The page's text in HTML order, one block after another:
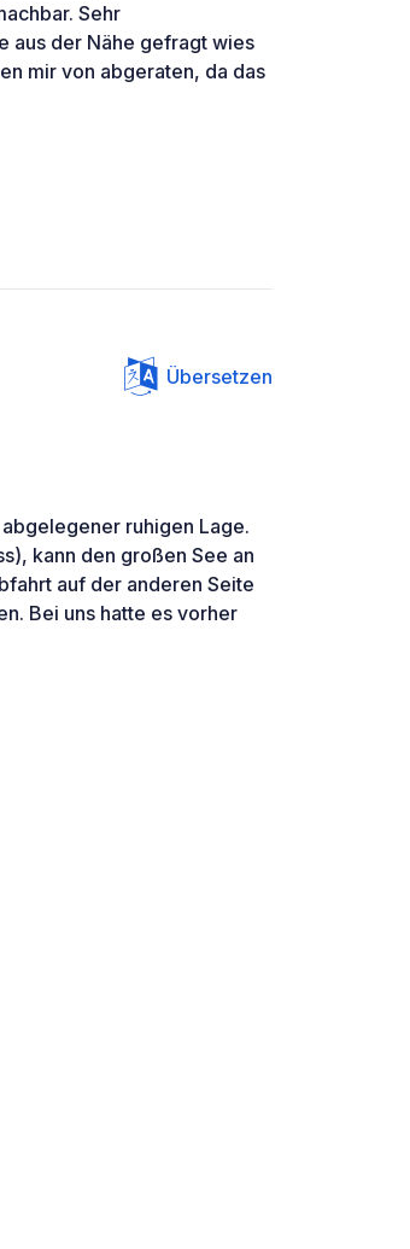
Sehr
aus der Nähe gefragt wies
mir von abgeraten, da das
Übersetzen
ruhigen Lage.
kann den großen See an
auf der anderen Seite
Bei uns hatte es vorher